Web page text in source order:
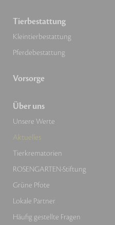
Tierbestattung
Kleintierbestattung
Pferdebestattung
Vorsorge
Über uns
Unsere Werte
Aktuelles
Tierkrematorien
ROSENGARTEN-Stiftung
Grüne Pfote
Lokale Partner
Häufig gestellte Fragen